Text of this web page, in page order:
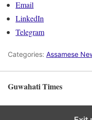
Email
LinkedIn
Telegram
Categories: Assamese
Guwahati Times